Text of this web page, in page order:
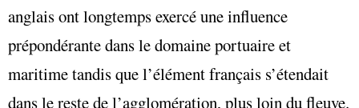
anglais ont longtemps exercé une influence
prépondérante dans le domaine portuaire et
maritime tandis que l’élément français s’étendait
dans le reste de l’agglomération, plus loin du fleuve.